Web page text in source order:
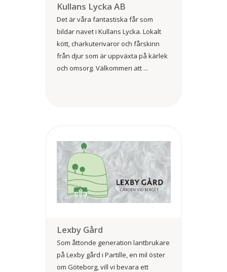
Kullans Lycka AB
Det är våra fantastiska får som
bildar navet i Kullans Lycka. Lokalt
kött, charkuterivaror och fårskinn
från djur som är uppväxta på kärlek
och omsorg. Välkommen att ...
Lexby Gård
Som åttonde generation lantbrukare
på Lexby gård i Partille, en mil öster
om Göteborg, vill vi bevara ett